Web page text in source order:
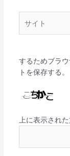
*
するためブラ
トを保存する。
上に表示され